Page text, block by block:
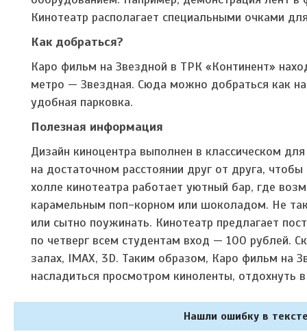
Кинотеатр располагает специальными очками
Как добраться?
Каро фильм на Звездной в ТРК «Континент»
метро — Звездная. Сюда можно добраться как
удобная парковка.
Полезная информация
Дизайн киноцентра выполнен в классическом
на достаточном расстоянии друг от друга,
холле кинотеатра работает уютный бар, где
карамельным поп-корном или шоколадом. Не
или сытно поужинать. Кинотеатр предлагает
по четверг всем студентам вход — 100 рублей.
залах, IMAX, 3D. Таким образом, Каро фильм на
насладиться просмотром киноленты, отдохнуть
Нашли ошибку в